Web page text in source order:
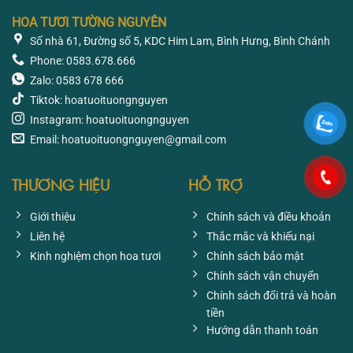
HOA TƯƠI TƯỜNG NGUYÊN
Số nhà 61, Đường số 5, KDC Him Lam, Bình Hưng, Bình Chánh
Phone: 0583.678.666
Zalo: 0583 678 666
Tiktok: hoatuoituongnguyen
Instagram: hoatuoituongnguyen
Email: hoatuoituongnguyen@gmail.com
THƯƠNG HIỆU
Giới thiệu
Liên hệ
Kinh nghiệm chọn hoa tươi
HỖ TRỢ
Chính sách và điều khoản
Thắc mắc và khiếu nại
Chính sách bảo mật
Chính sách vận chuyển
Chính sách đổi trả và hoàn
tiền
Hướng dẫn thanh toán